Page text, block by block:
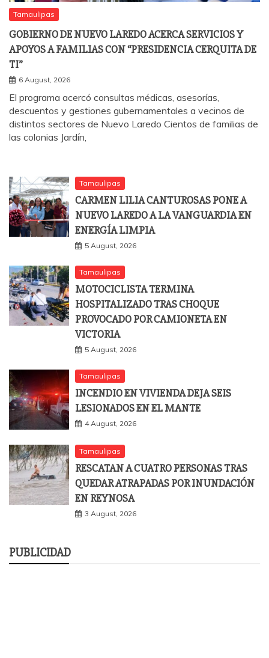
Tamaulipas
GOBIERNO DE NUEVO LAREDO ACERCA SERVICIOS Y
APOYOS A FAMILIAS CON “PRESIDENCIA CERQUITA DE
TI”
6 August, 2026
El programa acercó consultas médicas, asesorías,
descuentos y gestiones gubernamentales a vecinos de
distintos sectores de Nuevo Laredo Cientos de familias de
las colonias Jardín,
Tamaulipas
CARMEN LILIA CANTUROSAS PONE A
NUEVO LAREDO A LA VANGUARDIA EN
ENERGÍA LIMPIA
5 August, 2026
Tamaulipas
MOTOCICLISTA TERMINA
HOSPITALIZADO TRAS CHOQUE
PROVOCADO POR CAMIONETA EN
VICTORIA
5 August, 2026
Tamaulipas
INCENDIO EN VIVIENDA DEJA SEIS
LESIONADOS EN EL MANTE
4 August, 2026
Tamaulipas
RESCATAN A CUATRO PERSONAS TRAS
QUEDAR ATRAPADAS POR INUNDACIÓN
EN REYNOSA
3 August, 2026
PUBLICIDAD